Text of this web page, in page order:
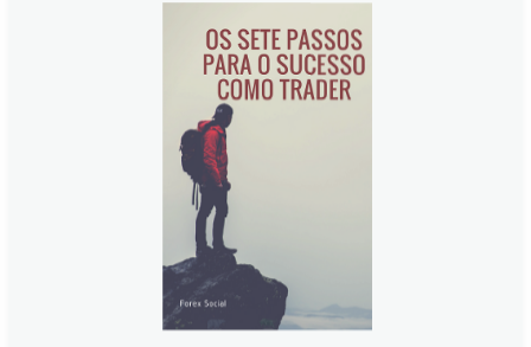
Daly do Fed afirma que é
preciso manter a mente aberta
sobre novos cortes de juros
Analista do Fed, Daly ressalta a necessidade de
manter a mente aberta para futuros cortes de juros,
equilibrando riscos inflacionários com o potencial de
crescimento não inflacionário. O cenário sugere que a
política econômica continua moderadamente
restritiva, mesmo diante de sinais de resiliência e
oportunidades de ganho de produtividade global.